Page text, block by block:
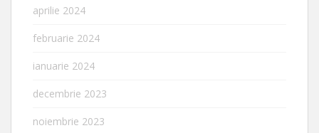
aprilie 2024
februarie 2024
ianuarie 2024
decembrie 2023
noiembrie 2023